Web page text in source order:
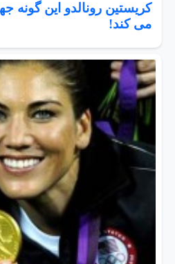
کریستین رونالدو این گونه
می کند!